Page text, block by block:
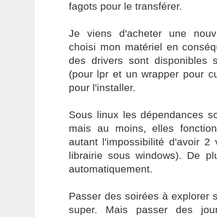
fagots pour le transférer.
Je viens d'acheter une
choisi mon matériel en
des drivers sont disponibles
(pour lpr et un wrapper pour
pour l'installer.
Sous linux les dépendances
mais au moins, elles
autant l'impossibilité d'avoir 2
librairie sous windows). De
automatiquement.
Passer des soirées à explorer
super. Mais passer des